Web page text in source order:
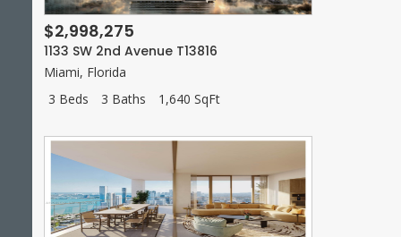
$2,998,275
1133 SW 2nd Avenue T13816
Miami, Florida
3 Beds
3 Baths 1,640 SqFt